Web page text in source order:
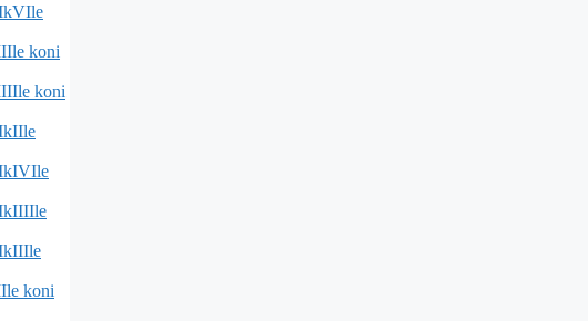
Ile
Ile koni
Ile koni
Ile
Ile
Ile
Ile
Ile koni